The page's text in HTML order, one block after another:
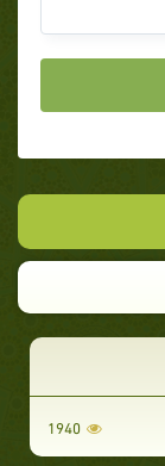
1940